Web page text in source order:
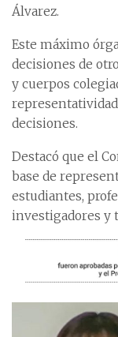
Álvarez.
Este máximo
decisiones de
y cuerpos
decisiones.
Destacó que el
base de
estudiantes,
investigadores y